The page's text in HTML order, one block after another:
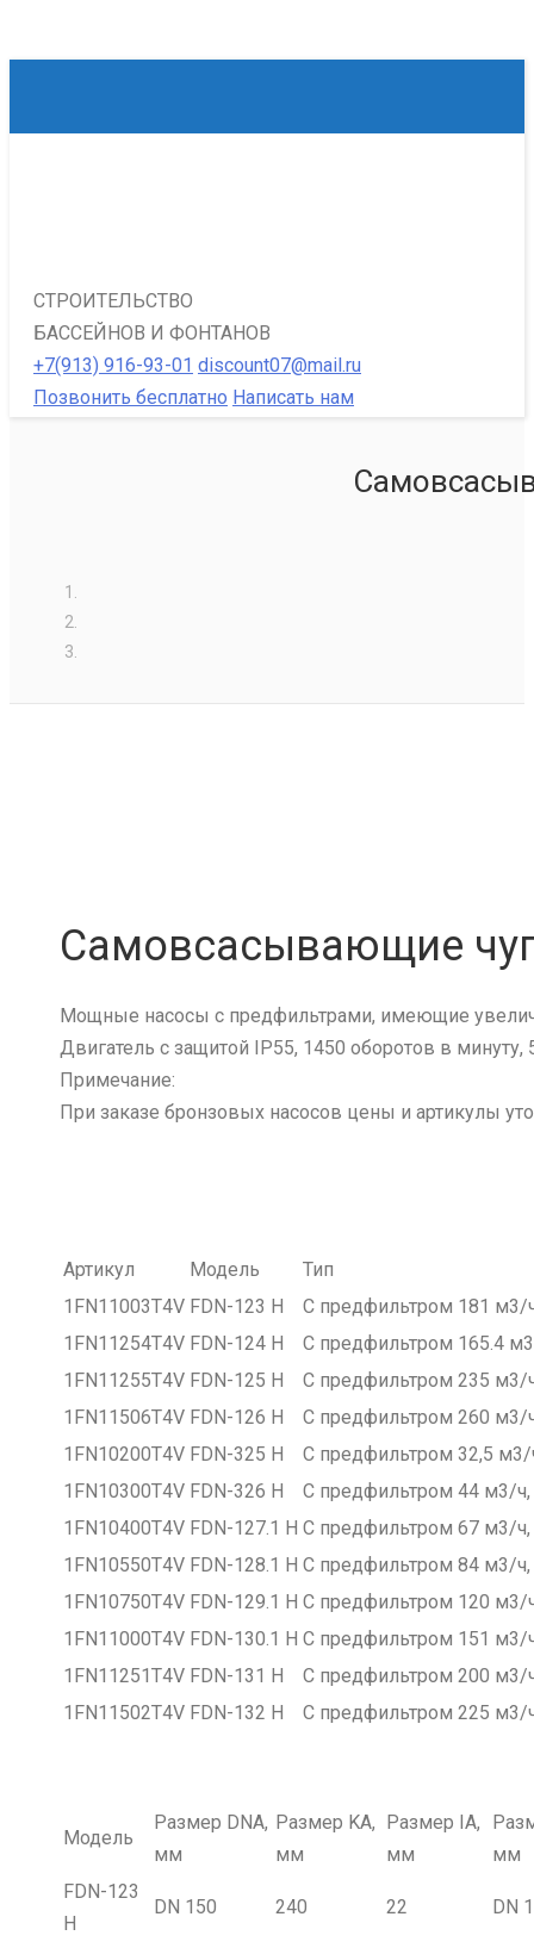
СТРОИТЕЛЬСТВО
БАССЕЙНОВ И ФОНТАНОВ
+7(913) 916-93-01 discount07@mail.ru
Позвонить бесплатно Написать нам
Самовсасывающие
Мощные насосы с предфильтрами, имеющие
Двигатель c защитой IP55, 1450 оборотов в минуту,
Примечание:
При заказе бронзовых насосов цены и артикулы
Артикул Модель
Тип
1FN11003T4V FDN-123 H
С предфильтром 181 м3/
1FN11254T4V FDN-124 H
С предфильтром 165.4
1FN11255T4V FDN-125 H
С предфильтром 235 м3/
1FN11506T4V FDN-126 H
С предфильтром 260 м3/
1FN10200T4V FDN-325 H
С предфильтром 32,5 м3/
1FN10300T4V FDN-326 H
С предфильтром 44 м3/ч,
1FN10400T4V FDN-127.1 H С предфильтром 67 м3/ч,
1FN10550T4V FDN-128.1 H С предфильтром 84 м3/ч,
1FN10750T4V FDN-129.1 H С предфильтром 120 м3/
1FN11000T4V FDN-130.1 H С предфильтром 151 м3/
1FN11251T4V FDN-131 H
С предфильтром 200 м3/
1FN11502T4V FDN-132 H С предфильтром 225 м3/
Модель
Размер DNA,
мм
Размер KA,
мм
Размер IA,
мм
мм
FDN-123
Н
DN 150 240 22 DN